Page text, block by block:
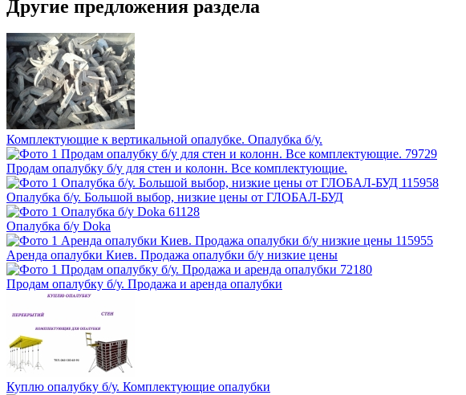
Другие предложения раздела
Комплектующие к вертикальной опалубке. Опалубка б/у.
Продам опалубку б/у для стен и колонн. Все комплектующие.
Опалубка б/у. Большой выбор, низкие цены от ГЛОБАЛ-БУД
Опалубка б/у Doka
Аренда опалубки Киев. Продажа опалубки б/у низкие цены
Продам опалубку б/у. Продажа и аренда опалубки
Куплю опалубку б/у. Комплектующие опалубки